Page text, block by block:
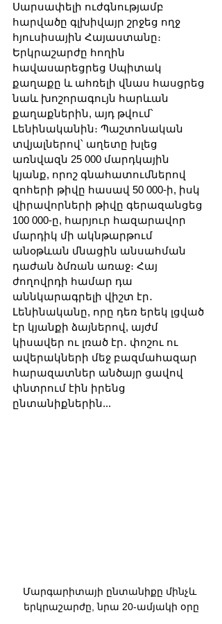
Սարսափելի ուժգնությամբ
հարվածը գլխիվայր շրջեց ողջ
հյուսիսային Հայաստանը։
Երկրաշարժը հողին
հավասարեցրեց Սպիտակ
քաղաքը և ահռելի վնաս հասցրեց
նաև խոշորագույն հարևան
քաղաքներին, այդ թվում՝
Լենինականին։ Պաշտոնական
տվյալներով՝ աղետը խլեց
առնվազն 25 000 մարդկային
կյանք, որոշ գնահատումներով
զոհերի թիվը հասավ 50 000-ի, իսկ
վիրավորների թիվը գերազանցեց
100 000-ը, հարյուր հազարավոր
մարդիկ մի ակնթարթում
անօթևան մնացին անսահման
դաժան ձմռան առաջ։ Հայ
ժողովրդի համար դա
աննկարագրելի վիշտ էր․
Լենինականը, որը դեռ երեկ լցված
էր կյանքի ձայներով, այժմ
կիսավեր ու լռած էր․ փոշու ու
ավերակների մեջ բազմահազար
հարազատներ անծայր ցավով
փնտրում էին իրենց
ընտանիքներին...
Մարգարիտայի ընտանիքը մինչև
երկրաշարժը, նրա 20-ամյակի օրը